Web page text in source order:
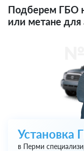
Подберем ГБО
или метане для
Установка
в Перми